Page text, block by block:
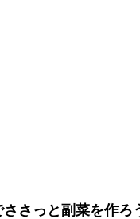
さっと副菜を作ろ